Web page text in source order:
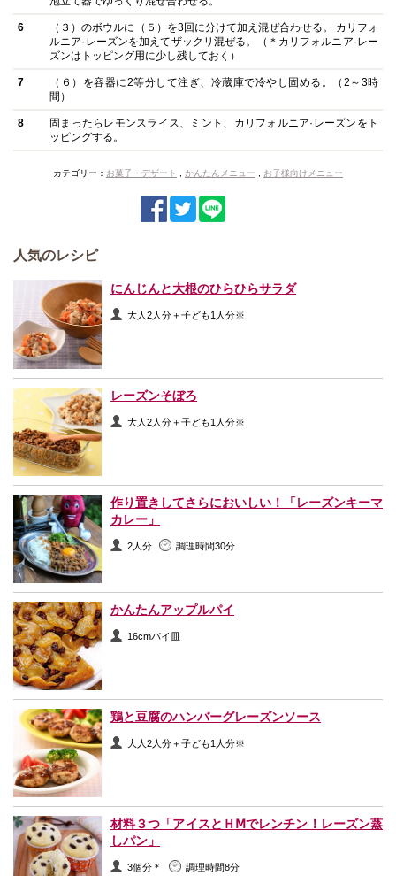
6
（３）のボウルに（５）を3回に分けて加え混ぜ合わせる。 カリフォ
ルニア·レーズンを加えてザックリ混ぜる。（＊カリフォルニア·レー
ズンはトッピング用に少し残しておく）
7
（６）を容器に2等分して注ぎ、冷蔵庫で冷やし固める。（2～3時
間）
8
固まったらレモンスライス、ミント、カリフォルニア·レーズンをト
ッピングする。
カテゴリー： お菓子・デザート かんたんメニュー お子様向けメニュー
人気のレシピ
にんじんと大根のひらひらサラダ
大人2人分＋子ども1人分※
レーズンそぼろ
大人2人分＋子ども1人分※
作り置きしてさらにおいしい！「レーズンキーマ
カレー」
2人分 調理時間30分
かんたんアップルパイ
16cmパイ皿
鶏と豆腐のハンバーグレーズンソース
大人2人分＋子ども1人分※
材料３つ「アイスとＨⅯでレンチン！レーズン蒸
しパン」
3個分＊ 調理時間8分